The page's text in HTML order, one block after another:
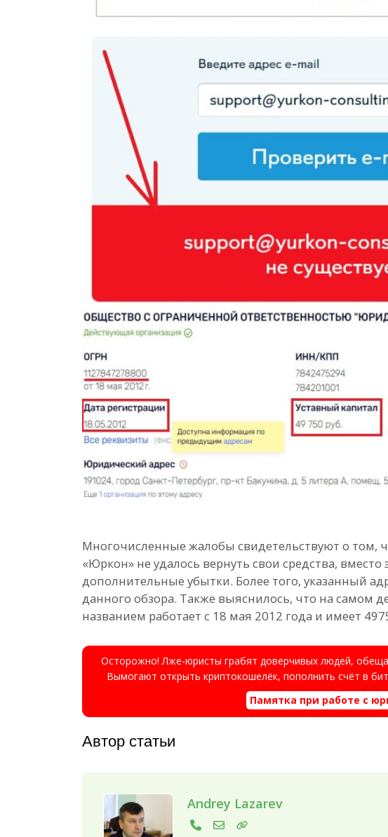
Многочисленные жалобы свидетельствуют о том,
«Юркон» не удалось вернуть свои средства, вместо
дополнительные убытки. Более того, указанный
данного обзора. Также выяснилось, что на самом
названием работает с 18 мая 2012 года и имеет
Осторожно! Лже-юристы грабят доверчивых людей,
Вымогают открыть криптокошелёк, пополнить счёт в
Памятка при работе с
Автор статьи
Andrey Lazarev